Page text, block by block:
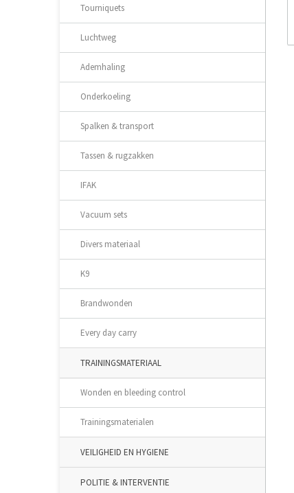
Tourniquets
Luchtweg
Ademhaling
Onderkoeling
Spalken & transport
Tassen & rugzakken
IFAK
Vacuum sets
Divers materiaal
K9
Brandwonden
Every day carry
TRAININGSMATERIAAL
Wonden en bleeding control
Trainingsmaterialen
VEILIGHEID EN HYGIENE
POLITIE & INTERVENTIE